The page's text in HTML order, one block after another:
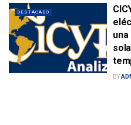
DESTACADO
BY